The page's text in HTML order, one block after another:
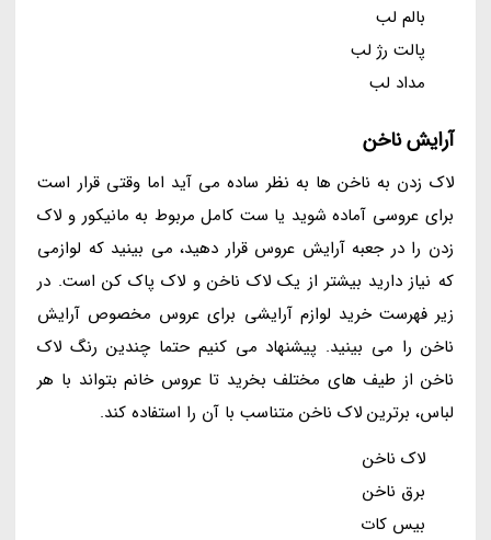
بالم لب
پالت رژ لب
مداد لب
آرایش ناخن
لاک زدن به ناخن ها به نظر ساده می آید اما وقتی قرار است
برای عروسی آماده شوید یا ست کامل مربوط به مانیکور و لاک
زدن را در جعبه آرایش عروس قرار دهید، می بینید که لوازمی
که نیاز دارید بیشتر از یک لاک ناخن و لاک پاک کن است. در
زیر فهرست خرید لوازم آرایشی برای عروس مخصوص آرایش
ناخن را می بینید. پیشنهاد می کنیم حتما چندین رنگ لاک
ناخن از طیف های مختلف بخرید تا عروس خانم بتواند با هر
لباس، برترین لاک ناخن متناسب با آن را استفاده کند.
لاک ناخن
برق ناخن
بیس کات